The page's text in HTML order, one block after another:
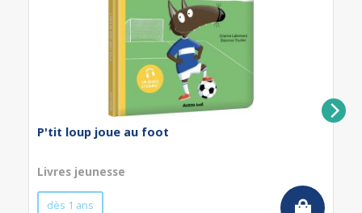
P'tit loup joue au foot
Livres jeunesse
dès 1 ans